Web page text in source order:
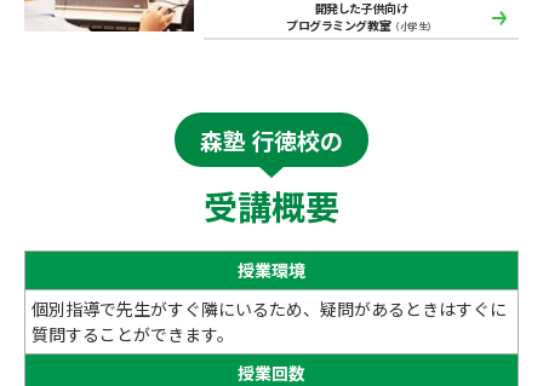
開発した子供向け
プログラミング教室（小学生）
森塾 行徳校の
受講概要
授業環境
個別指導で先生がすぐ隣にいるため、疑問があるときはすぐに
質問することができます。
授業回数